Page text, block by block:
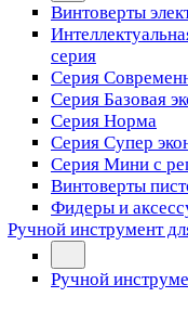
Винтоверты
серия
Серия
Серия Базовая
Серия Норма
Серия Cупер
Серия Мини с
Винтоверты
Фидеры и
Ручной инструмент
Ручной